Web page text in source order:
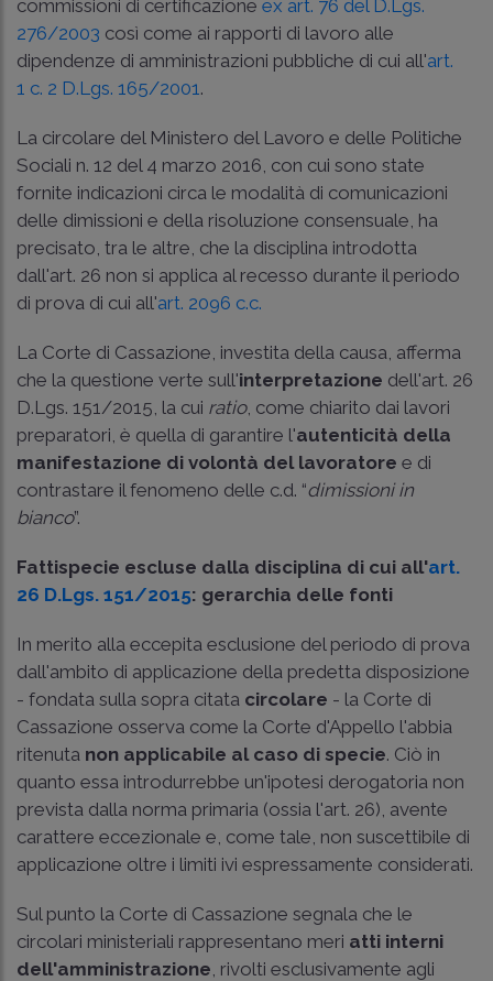
commissioni di certificazione ex art. 76 del D.Lgs.
276/2003 così come ai rapporti di lavoro alle
dipendenze di amministrazioni pubbliche di cui all'art.
1 c. 2 D.Lgs. 165/2001 .
La circolare del Ministero del Lavoro e delle Politiche
Sociali n. 12 del 4 marzo 2016 , con cui sono state
fornite indicazioni circa le modalità di comunicazioni
delle dimissioni e della risoluzione consensuale, ha
precisato, tra le altre, che la disciplina introdotta
dall'art. 26 non si applica al recesso durante il periodo
di prova di cui all'art. 2096 c.c.
La Corte di Cassazione, investita della causa, afferma
che la questione verte sull'interpretazione dell'art. 26
D.Lgs. 151/2015, la cui ratio, come chiarito dai lavori
preparatori, è quella di garantire l'autenticità della
manifestazione di volontà del lavoratore e di
contrastare il fenomeno delle c.d. “dimissioni in
bianco”.
Fattispecie escluse dalla disciplina di cui all'art.
26 D.Lgs. 151/2015: gerarchia delle fonti
In merito alla eccepita esclusione del periodo di prova
dall'ambito di applicazione della predetta disposizione
- fondata sulla sopra citata circolare - la Corte di
Cassazione osserva come la Corte d'Appello l'abbia
ritenuta non applicabile al caso di specie. Ciò in
quanto essa introdurrebbe un'ipotesi derogatoria non
prevista dalla norma primaria (ossia l'art. 26), avente
carattere eccezionale e, come tale, non suscettibile di
applicazione oltre i limiti ivi espressamente considerati.
Sul punto la Corte di Cassazione segnala che le
circolari ministeriali rappresentano meri atti interni
dell'amministrazione , rivolti esclusivamente agli